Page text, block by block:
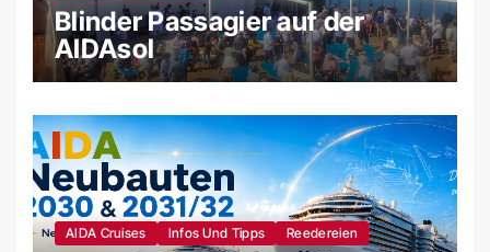
Blinder Passagier auf der
AIDAsol
AIDA Cruises Infos Und Tipps Reedereien